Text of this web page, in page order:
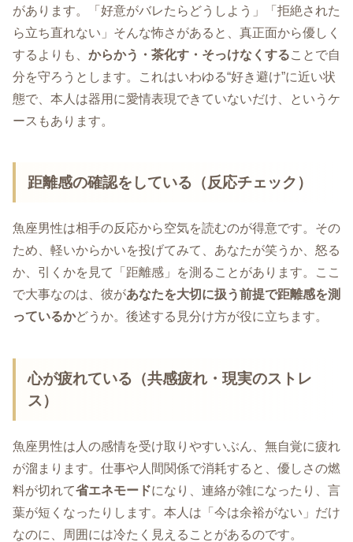
があります。「好意がバレたらどうしよう」「拒絶された
ら立ち直れない」そんな怖さがあると、真正面から優しく
するよりも、 からかう・茶化す・そっけなくすることで自
分を守ろうとします。これはいわゆる“好き避け”に近い状
態で、本人は器用に愛情表現できていないだけ、というケ
ースもあります。
距離感の確認をしている（反応チェック）
魚座男性は相手の反応から空気を読むのが得意です。その
ため、軽いからかいを投げてみて、あなたが笑うか、怒る
か、引くかを見て「距離感」を測ることがあります。ここ
で大事なのは、彼があなたを大切に扱う前提で距離感を測
っているかどうか。後述する見分け方が役に立ちます。
心が疲れている（共感疲れ・現実のストレ
ス）
魚座男性は人の感情を受け取りやすいぶん、無自覚に疲れ
が溜まります。仕事や人間関係で消耗すると、優しさの燃
料が切れて省エネモードになり、連絡が雑になったり、言
葉が短くなったりします。本人は「今は余裕がない」だけ
なのに、周囲には冷たく見えることがあるのです。